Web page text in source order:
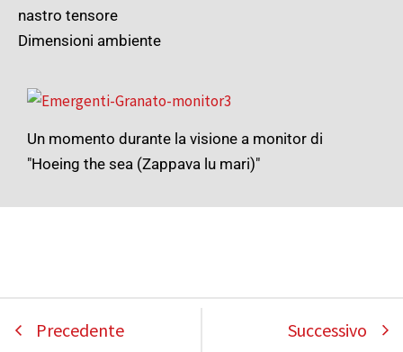
nastro tensore
Dimensioni ambiente
Un momento durante la visione a monitor di
"Hoeing the sea (Zappava lu mari)"
Precedente Successivo